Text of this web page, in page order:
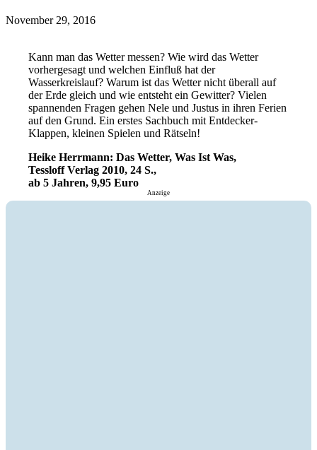
November 29, 2016
Kann man das Wetter messen? Wie wird das Wetter
vorhergesagt und welchen Einfluß hat der
Wasserkreislauf? Warum ist das Wetter nicht überall auf
der Erde gleich und wie entsteht ein Gewitter? Vielen
spannenden Fragen gehen Nele und Justus in ihren Ferien
auf den Grund. Ein erstes Sachbuch mit Entdecker-
Klappen, kleinen Spielen und Rätseln!
Heike Herrmann: Das Wetter, Was Ist Was,
Tessloff Verlag 2010, 24 S.,
ab 5 Jahren, 9,95 Euro
Anzeige